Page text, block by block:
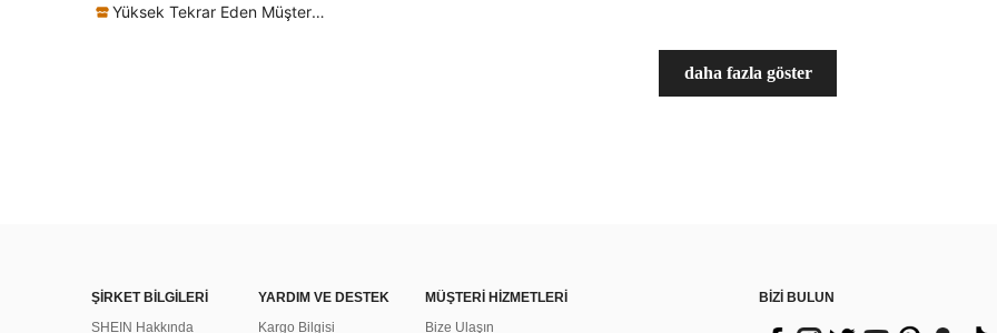
Yüksek Tekrar Eden Müşteriler
daha fazla göster
ŞİRKET BİLGİLERİ
SHEIN Hakkında
YARDIM VE DESTEK
Kargo Bilgisi
MÜŞTERİ HİZMETLERİ
Bize Ulaşın
BİZİ BULUN